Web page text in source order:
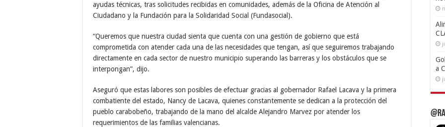
ayudas técnicas, tras solicitudes recibidas en comunidades, además de la Oficina de Atención al
Ciudadano y la Fundación para la Solidaridad Social (Fundasocial).
“Queremos que nuestra ciudad sienta que cuenta con una gestión de gobierno que está
comprometida con atender cada una de las necesidades que tengan, así que seguiremos trabajando
directamente en cada sector de nuestro municipio superando las barreras y los obstáculos que se
interpongan”, dijo.
Aseguró que estas labores son posibles de efectuar gracias al gobernador Rafael Lacava y la primera
combatiente del estado, Nancy de Lacava, quienes constantemente se dedican a la protección del
pueblo carabobeño, trabajando de la mano del alcalde Alejandro Marvez por atender los
requerimientos de las familias valencianas.
a